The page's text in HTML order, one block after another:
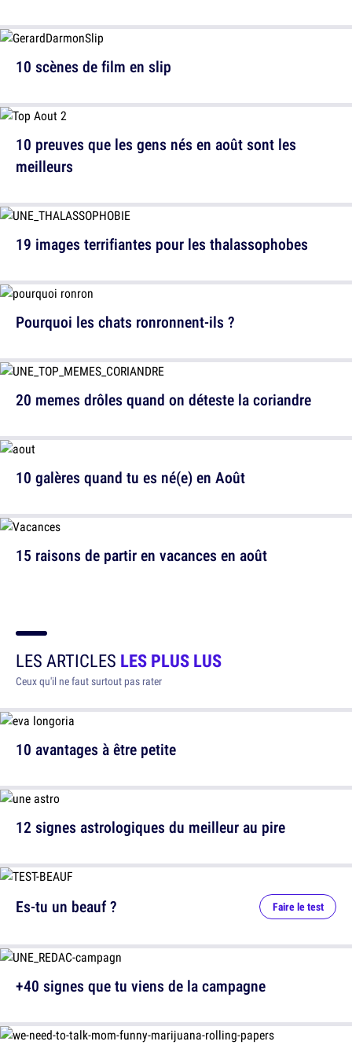
10 preuves que les gens nés en août sont les
meilleurs
Pourquoi les chats ronronnent-ils ?
10 galères quand tu es né(e) en Août
10 scènes de film en slip
19 images terrifiantes pour les thalassophobes
20 memes drôles quand on déteste la coriandre
15 raisons de partir en vacances en août
LES ARTICLES LES PLUS LUS
Ceux qu'il ne faut surtout pas rater
10 avantages à être petite
12 signes astrologiques du meilleur au pire
Es-tu un beauf ? Faire le test
+40 signes que tu viens de la campagne